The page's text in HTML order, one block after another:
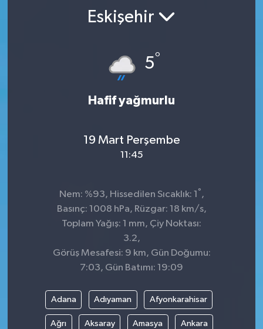
Eskişehir
5°
Hafif yağmurlu
19 Mart Perşembe
11:45
Nem: %93, Hissedilen Sıcaklık: 1 ° ,
Basınç: 1008 hPa, Rüzgar: 18 km/s,
Toplam Yağış: 1 mm, Çiy Noktası:
3.2,
Görüş Mesafesi: 9 km, Gün Doğumu:
7:03, Gün Batımı: 19:09
Adana Adıyaman Afyonkarahisar
Ağrı Aksaray Amasya Ankara